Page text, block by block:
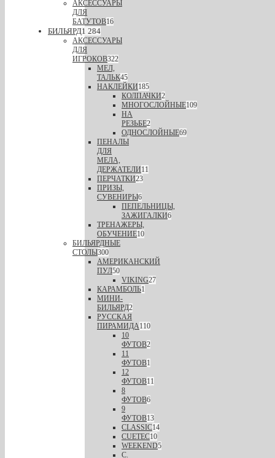
АКСЕССУАРЫ
ДЛЯ
БАТУТОВ16
БИЛЬЯРД1 284
АКСЕССУАРЫ
ДЛЯ
ИГРОКОВ322
МЕЛ,
ТАЛЬК45
НАКЛЕЙКИ185
КОЛПАЧКИ2
МНОГОСЛОЙНЫЕ109
НА
РЕЗЬБЕ2
ОДНОСЛОЙНЫЕ69
ПЕНАЛЫ
ДЛЯ
МЕЛА,
ДЕРЖАТЕЛИ11
ПЕРЧАТКИ23
ПРИЗЫ,
СУВЕНИРЫ6
ПЕПЕЛЬНИЦЫ,
ЗАЖИГАЛКИ6
ТРЕНАЖЕРЫ,
ОБУЧЕНИЕ10
БИЛЬЯРДНЫЕ
СТОЛЫ300
АМЕРИКАНСКИЙ
ПУЛ50
VIKING27
КАРАМБОЛЬ1
МИНИ-
БИЛЬЯРД2
РУССКАЯ
ПИРАМИДА110
10
ФУТОВ2
11
ФУТОВ1
12
ФУТОВ11
8
ФУТОВ6
9
ФУТОВ13
CLASSIC14
CUETEC10
WEEKEND5
С.